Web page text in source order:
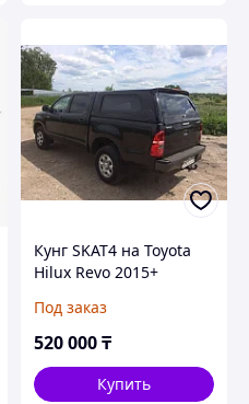
Кунг SKAT4 на Toyota
Hilux Revo 2015+
Под заказ
520 000₸
Купить